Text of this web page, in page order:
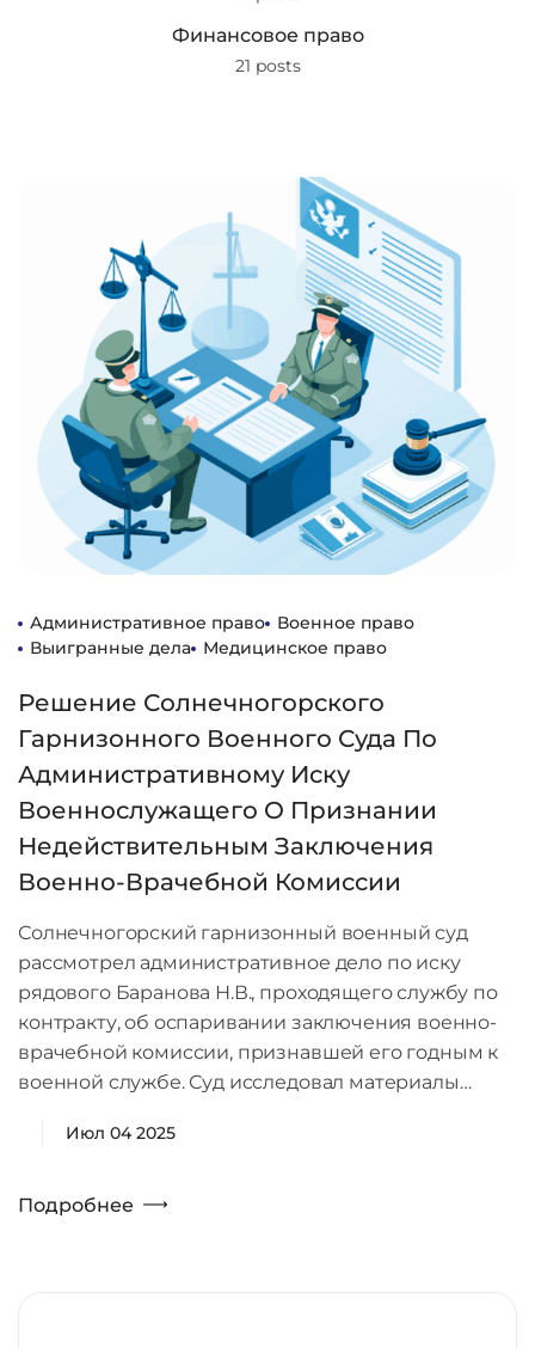
Финансовое право
21 posts
Административное право
Военное право
Выигранные дела
Медицинское право
Решение Солнечногорского
Гарнизонного Военного Суда По
Административному Иску
Военнослужащего О Признании
Недействительным Заключения
Военно-Врачебной Комиссии
Солнечногорский гарнизонный военный суд
рассмотрел административное дело по иску
рядового Баранова Н.В., проходящего службу по
контракту, об оспаривании заключения военно-
врачебной комиссии, признавшей его годным к
военной службе. Суд исследовал материалы…
Июл 04 2025
Подробнее